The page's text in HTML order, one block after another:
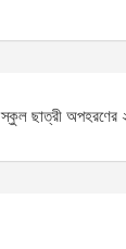
স্কুল ছাত্রী অপহরণের